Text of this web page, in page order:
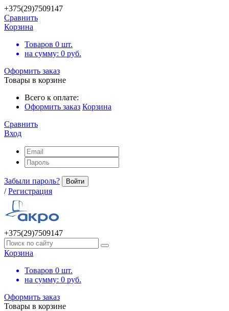
+375(29)7509147
Сравнить
Корзина
Товаров 0 шт.
на сумму: 0 руб.
Оформить заказ
Товары в корзине
Всего к оплате:
Оформить заказ Корзина
Сравнить
Вход
Забыли пароль? Войти
/ Регистрация
+375(29)7509147
Корзина
Товаров 0 шт.
на сумму: 0 руб.
Оформить заказ
Товары в корзине